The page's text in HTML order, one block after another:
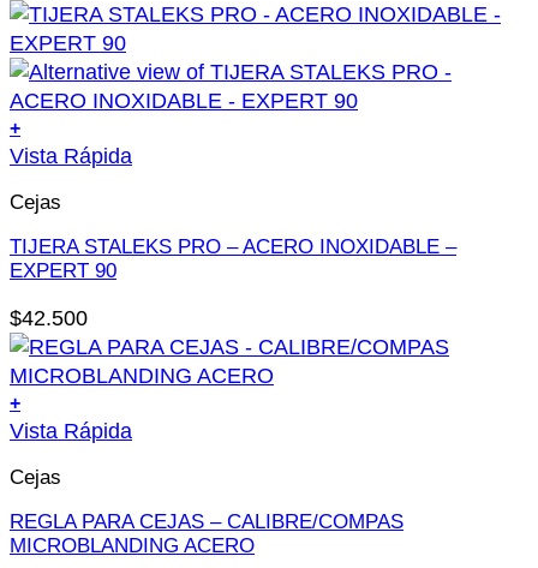
+
Este
tiene
múltiples
variantes.
opciones
se
pueden
elegir
en
la
de
producto
Vista Rápida
Cejas
TIJERA STALEKS PRO – ACERO INOXIDABLE –
EXPERT 90
$42.500
+
Este
tiene
múltiples
variantes.
Vista Rápida
Cejas
REGLA PARA CEJAS – CALIBRE/COMPAS
MICROBLANDING ACERO